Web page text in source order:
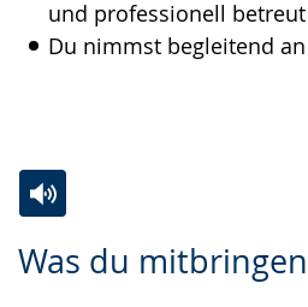
und professionell
Du nimmst begleitend
Was du
Leichten
Audio-
Video